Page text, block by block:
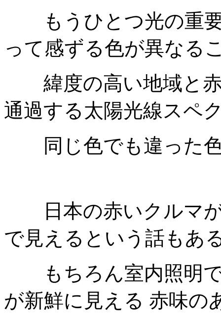
もうひとつ光の重
って感ずる色が異なる
緯度の高い地域と赤
通過する太陽光線スペ
同じ色でも違った
日本の赤いクルマが
で見えるという話もあ
もちろん室内照明で
が新鮮に見える 赤味の